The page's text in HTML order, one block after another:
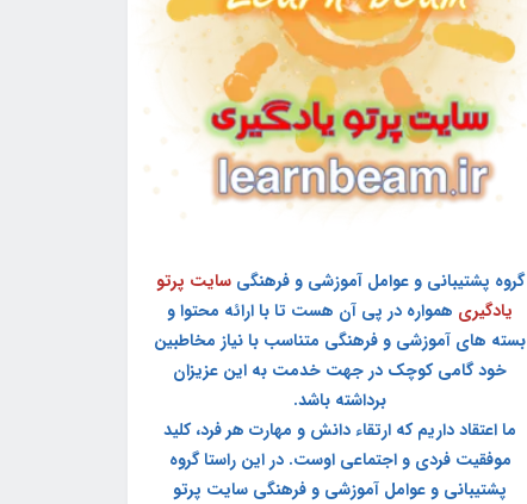
گروه پشتیبانی و عوامل آموزشی و فرهنگی سایت پرتو
یادگیری همواره در پی آن هست تا با ارائه محتوا و
بسته های آموزشی و فرهنگی متناسب با نیاز مخاطبین
خود گامی کوچک در جهت خدمت به این عزیزان
برداشته باشد.
ما اعتقاد داریم که ارتقاء دانش و مهارت هر فرد، کلید
موفقیت فردی و اجتماعی اوست. در این راستا گروه
پشتیبانی و عوامل آموزشی و فرهنگی سایت پرتو